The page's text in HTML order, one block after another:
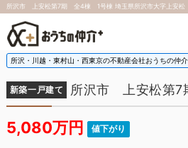
所沢市 上安松第7期 全4棟 1号棟 埼玉県所沢市大字上安松
所沢・川越・東村山・西東京の不動産会社おうちの仲
新築一戸建て 所沢市 上安松第
5,080万円 値下がり